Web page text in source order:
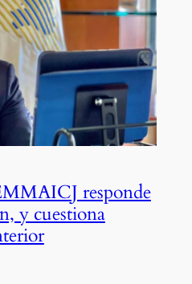
responde
y cuestiona